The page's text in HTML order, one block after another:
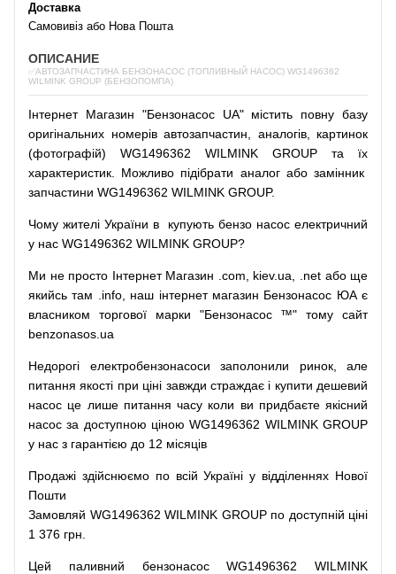
Доставка
Самовивіз або Нова Пошта
ОПИСАНИЕ
✅АВТОЗАПЧАСТИНА БЕНЗОНАСОС (ТОПЛИВНЫЙ НАСОС) WG1496362
WILMINK GROUP (БЕНЗОПОМПА)
Інтернет Магазин "Бензонасос UA" містить повну базу
оригінальних номерів автозапчастин аналогів,
картинок
(фотографій) WG1496362 WILMINK GROUP та їх
характеристик. Можливо підібрати аналог або замінник
запчастини WG1496362 WILMINK GROUP.
Чому жителі України в купують бензо насос електричний
у нас WG1496362 WILMINK GROUP?
Ми не просто Інтернет Магазин .com kiev.ua .net або ще
якийсь там .info, наш інтернет магазин Бензонасос ЮА є
власником
торгової марки "Бензонасос ™" тому
сайт
benzonasos.ua
Недорогі електробензонасоси заполонили ринок,
але
питання якості при ціні завжди страждає і купити дешевий
насос це лише питання часу коли ви придбаєте якісний
насос за доступною ціною WG1496362 WILMINK GROUP
у нас з гарантією до 12 місяців
Продажі здійснюємо по всій Україні у відділеннях Нової
Пошти
Замовляй WG1496362 WILMINK GROUP по доступній ціні
1 376 грн.
Цей паливний бензонасосWG1496362 WILMINK